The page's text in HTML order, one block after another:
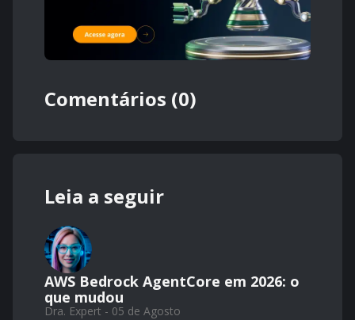
Comentários (0)
Leia a seguir
AWS Bedrock AgentCore em 2026: o
que mudou
Dra. Expert - 05 de Agosto